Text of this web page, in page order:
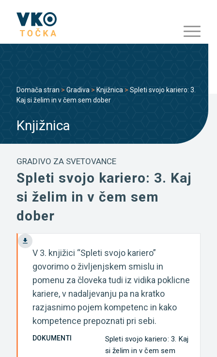
Domača stran > Gradiva > Knjižnica > Spleti svojo kariero: 3.
Kaj si želim in v čem sem dober
Knjižnica
GRADIVO ZA SVETOVANCE
Spleti svojo kariero: 3. Kaj
si želim in v čem sem
dober
V 3. knjižici “Spleti svojo kariero”
govorimo o življenjskem smislu in
pomenu za človeka tudi iz vidika poklicne
kariere, v nadaljevanju pa na kratko
razjasnimo pojem kompetenc in kako
kompetence prepoznati pri sebi.
DOKUMENTI
Spleti svojo kariero: 3. Kaj
si želim in v čem sem